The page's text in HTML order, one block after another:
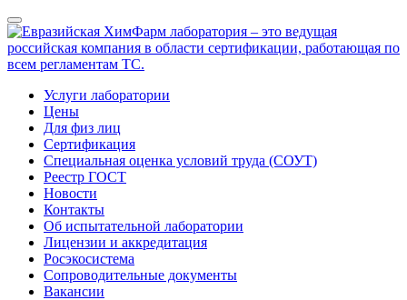
Услуги лаборатории
Цены
Для физ лиц
Сертификация
Специальная оценка условий труда (СОУТ)
Реестр ГОСТ
Новости
Контакты
Об испытательной лаборатории
Лицензии и аккредитация
Росэкосистема
Сопроводительные документы
Вакансии